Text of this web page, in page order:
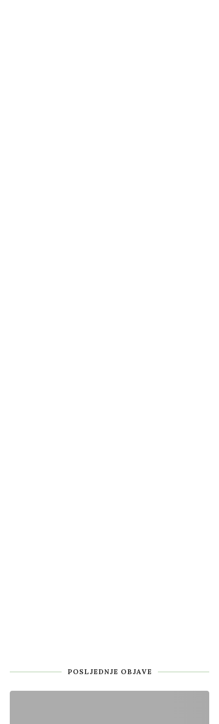
POSLJEDNJE OBJAVE